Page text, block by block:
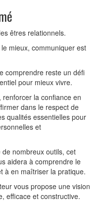
êtres relationnels.
le mieux, communiquer est
comprendre reste un défi
pour mieux vivre.
la confiance en
dans le respect de
qualités essentielles pour
et
de nombreux outils, cet
aidera à comprendre le
à en maîtriser la pratique.
vous propose une vision
efficace et constructive.